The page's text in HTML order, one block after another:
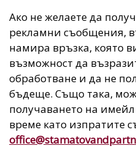
Ако не желаете да
рекламни съобщения,
намира връзка, която
възможност да
обработване и да не
бъдеще. Също така,
получаването на
време като изпратите